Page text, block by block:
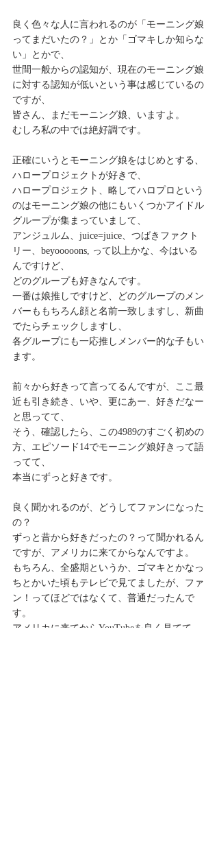
良く色々な人に言われるのが「モーニング娘
ってまだいたの？」とか「ゴマキしか知らな
い」とかで、
世間一般からの認知が、現在のモーニング娘
に対する認知が低いという事は感じているの
ですが、
皆さん、まだモーニング娘、いますよ。
むしろ私の中では絶好調です。
正確にいうとモーニング娘をはじめとする、
ハロープロジェクトが好きで、
ハロープロジェクト、略してハロプロという
のはモーニング娘の他にもいくつかアイドル
グループが集まっていまして、
アンジュルム、juice=juice、つばきファクト
リー、beyooooons, って以上かな、今はいる
んですけど、
どのグループも好きなんです。
一番は娘推しですけど、どのグループのメン
バーももちろん顔と名前一致しますし、新曲
でたらチェックしますし、
各グループにも一応推しメンバー的な子もい
ます。
前々から好きって言ってるんですが、ここ最
近も引き続き、いや、更にあー、好きだなー
と思ってて、
そう、確認したら、この4989のすごく初めの
方、エピソード14でモーニング娘好きって語
ってて、
本当にずっと好きです。
良く聞かれるのが、どうしてファンになった
の？
ずっと昔から好きだったの？って聞かれるん
ですが、アメリカに来てからなんですよ。
もちろん、全盛期というか、ゴマキとかなっ
ちとかいた頃もテレビで見てましたが、ファ
ン！ってほどではなくて、普通だったんで
す。
アメリカに来てからYouTubeを良く見てて、